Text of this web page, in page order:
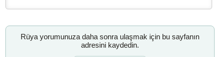
Rüya yorumunuza daha sonra ulaşmak için bu sayfanın
adresini kaydedin.